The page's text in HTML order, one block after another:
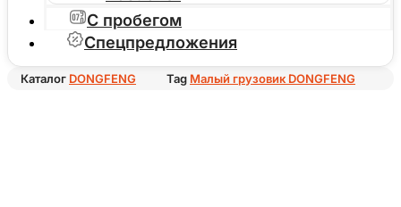
С пробегом
Спецпредложения
Каталог DONGFENG Tag Малый грузовик DONGFENG